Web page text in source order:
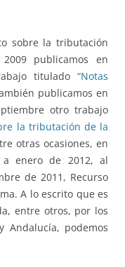
sobre la tributación
publicamos en
titulado “Notas
publicamos en
otro trabajo
la tributación de la
otras ocasiones, en
a enero de 2012, al
de 2011, Recurso
A lo escrito que es
entre otros, por los
Andalucía, podemos